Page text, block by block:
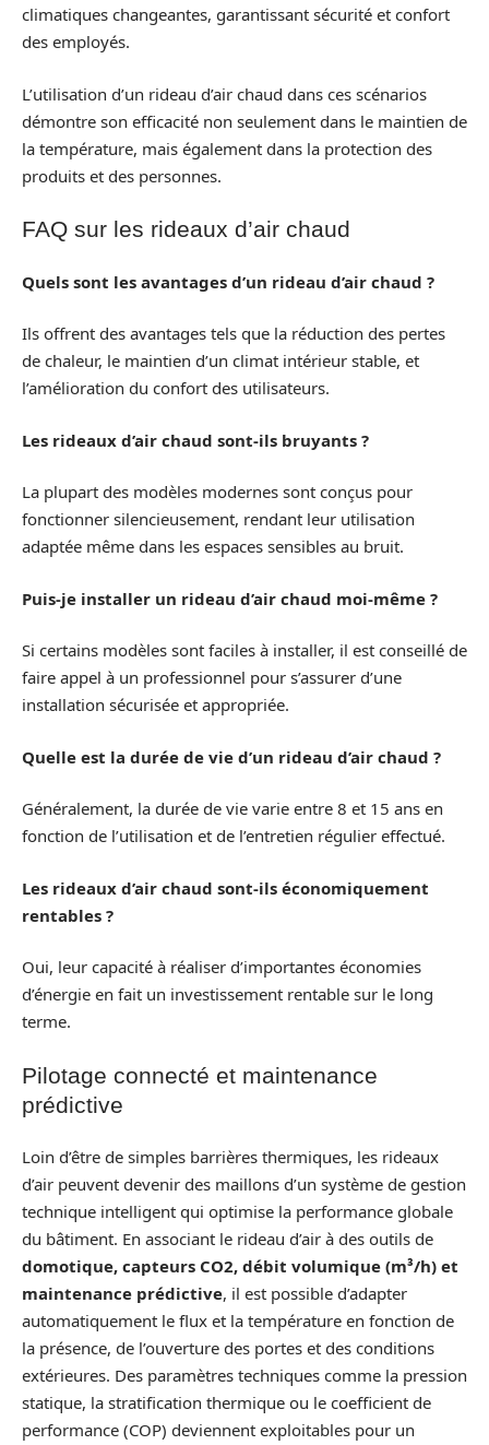
climatiques changeantes, garantissant sécurité et confort
des employés.
L’utilisation d’un rideau d’air chaud dans ces scénarios
démontre son efficacité non seulement dans le maintien de
la température, mais également dans la protection des
produits et des personnes.
FAQ sur les rideaux d’air chaud
Quels sont les avantages d’un rideau d’air chaud ?
Ils offrent des avantages tels que la réduction des pertes
de chaleur, le maintien d’un climat intérieur stable, et
l’amélioration du confort des utilisateurs.
Les rideaux d’air chaud sont-ils bruyants ?
La plupart des modèles modernes sont conçus pour
fonctionner silencieusement, rendant leur utilisation
adaptée même dans les espaces sensibles au bruit.
Puis-je installer un rideau d’air chaud moi-même ?
Si certains modèles sont faciles à installer, il est conseillé de
faire appel à un professionnel pour s’assurer d’une
installation sécurisée et appropriée.
Quelle est la durée de vie d’un rideau d’air chaud ?
Généralement, la durée de vie varie entre 8 et 15 ans en
fonction de l’utilisation et de l’entretien régulier effectué.
Les rideaux d’air chaud sont-ils économiquement
rentables ?
Oui, leur capacité à réaliser d’importantes économies
d’énergie en fait un investissement rentable sur le long
terme.
Pilotage connecté et maintenance
prédictive
Loin d’être de simples barrières thermiques, les rideaux
d’air peuvent devenir des maillons d’un système de gestion
technique intelligent qui optimise la performance globale
du bâtiment. En associant le rideau d’air à des outils de
domotique, capteurs CO2, débit volumique (m³/h) et
maintenance prédictive, il est possible d’adapter
automatiquement le flux et la température en fonction de
la présence, de l’ouverture des portes et des conditions
extérieures. Des paramètres techniques comme la pression
statique, la stratification thermique ou le coefficient de
performance (COP) deviennent exploitables pour un